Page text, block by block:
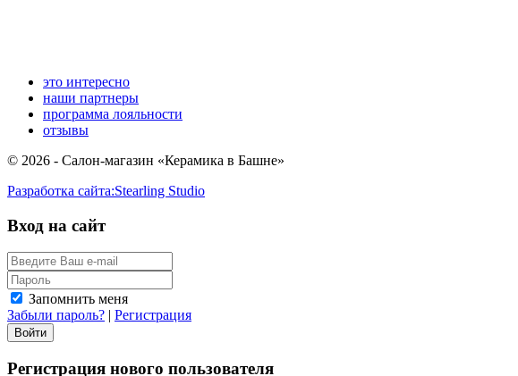
это интересно
наши партнеры
программа лояльности
отзывы
© 2026 - Салон-магазин «Керамика в Башне»
Разработка сайта:Stearling Studio
Вход на сайт
Запомнить меня
Забыли пароль? | Регистрация
Регистрация нового пользователя